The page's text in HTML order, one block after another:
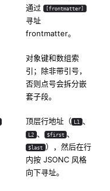
通过
[frontmatter]
寻址
frontmatter。
对象键和数组索
引；除非带引号，
否则点号会拆分嵌
套子段。
顶层行地址（ L1 、
L2 、 $first 、
$last ），然后在行
内按 JSONC 风格
向下寻址。